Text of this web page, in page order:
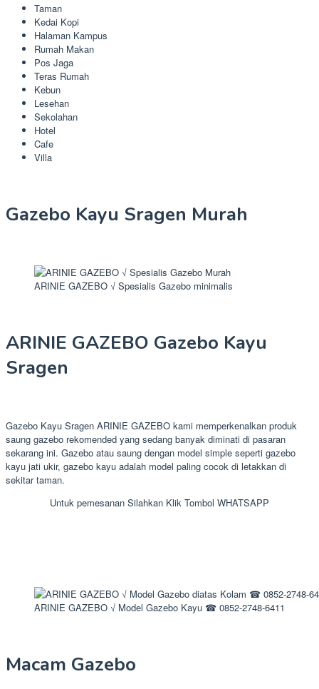
Taman
Kedai Kopi
Halaman Kampus
Rumah Makan
Pos Jaga
Teras Rumah
Kebun
Lesehan
Sekolahan
Hotel
Cafe
Villa
Gazebo Kayu Sragen Murah
ARINIE GAZEBO √ Spesialis Gazebo minimalis
ARINIE GAZEBO Gazebo Kayu
Sragen
Gazebo Kayu Sragen ARINIE GAZEBO kami memperkenalkan produk
saung gazebo rekomended yang sedang banyak diminati di pasaran
sekarang ini. Gazebo atau saung dengan model simple seperti gazebo
kayu jati ukir, gazebo kayu adalah model paling cocok di letakkan di
sekitar taman.
Untuk pemesanan Silahkan Klik Tombol WHATSAPP
ARINIE GAZEBO √ Model Gazebo Kayu ☎ 0852-2748-6411
Macam Gazebo